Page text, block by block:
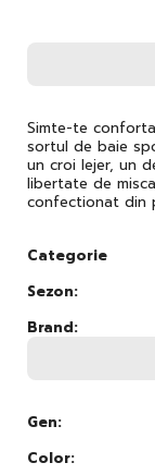
Simte-te
sortul de baie
un croi lejer, un
libertate de
confectionat din
Categorie
Sezon:
Brand:
Gen:
Color: